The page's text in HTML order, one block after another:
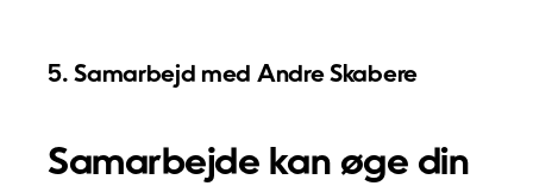
5. Samarbejd med Andre Skabere
Samarbejde kan øge din